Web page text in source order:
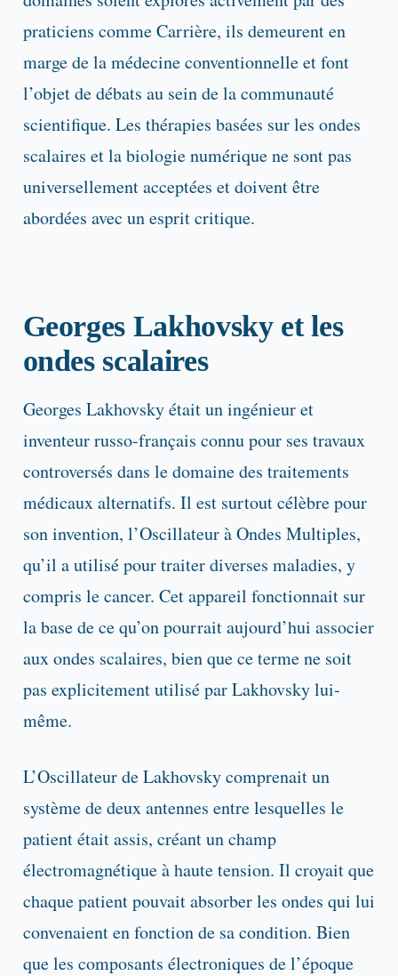
praticiens comme Carrière, ils demeurent en
marge de la médecine conventionnelle et font
l’objet de débats au sein de la communauté
scientifique. Les thérapies basées sur les ondes
scalaires et la biologie numérique ne sont pas
universellement acceptées et doivent être
abordées avec un esprit critique.
Georges Lakhovsky et les
ondes scalaires
Georges Lakhovsky était un ingénieur et
inventeur russo-français connu pour ses travaux
controversés dans le domaine des traitements
médicaux alternatifs. Il est surtout célèbre pour
son invention, l’Oscillateur à Ondes Multiples,
qu’il a utilisé pour traiter diverses maladies, y
compris le cancer. Cet appareil fonctionnait sur
la base de ce qu’on pourrait aujourd’hui associer
aux ondes scalaires, bien que ce terme ne soit
pas explicitement utilisé par Lakhovsky lui-
même.
L’Oscillateur de Lakhovsky comprenait un
système de deux antennes entre lesquelles le
patient était assis, créant un champ
électromagnétique à haute tension. Il croyait que
chaque patient pouvait absorber les ondes qui lui
convenaient en fonction de sa condition. Bien
que les composants électroniques de l’époque